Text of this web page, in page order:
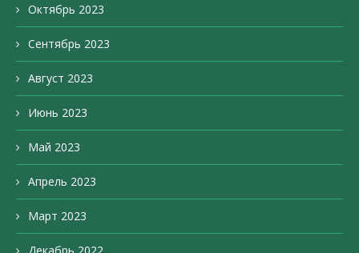
Октябрь 2023
Сентябрь 2023
Август 2023
Июнь 2023
Май 2023
Апрель 2023
Март 2023